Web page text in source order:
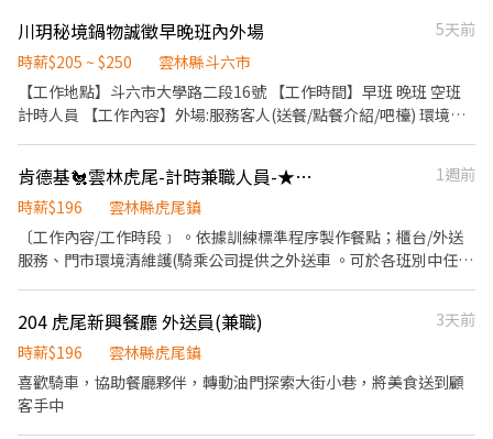
彈性排班08:30-23:00（面試時請於主管確認排班時間） 【薪資福
利】 1. 提供員工餐 2. 國定假日雙倍薪 3. 提供優秀同仁績效獎金 4.
久任獎金 5. 生日禮卷 6. 滿年資享特休假 7.福委會福利補助 ★★多項
福利歡迎您加入我們★★
川玥秘境鍋物誠徵早晚班內外場
5天前
時薪$205 ~ $250
雲林縣斗六市
【工作地點】斗六市大學路二段16號 【工作時間】早班 晚班 空班
計時人員 【工作內容】外場:服務客人(送餐/點餐介紹/吧檯) 環境設
力調整） 👏歡迎喜愛帶動歡樂氣氛具有服務熱忱的夥伴加入行列 專
門負責活動表演另有當月激勵獎金 《需帶動現場氣氛與客人互動》
國定假日雙薪～ 每日皆有供餐～
肯德基🐔雲林虎尾-計時兼職人員-★彈性周排班★-$196-$201"-享外送獎金
1週前
時薪$196
雲林縣虎尾鎮
〔工作內容/工作時段﹞ 。依據訓練標準程序製作餐點；櫃台/外送
服務、門市環境清維護(騎乘公司提供之外送車 。可於各班別中任選
次越多賺越多~~ ◆ 值班津貼：每小時20元(晉升組長後 ◆ 早、晚班
津貼：23:00-07:00（每小時享有50-80元津貼 ◆ 健檢：任職滿一年
起，公司提供年度健檢照顧你的健康 ◆ 保險：除勞、健、勞退外，
公司更為你投保團保維護你的安全 ◆ 員工用餐折扣：兼職夥伴當日
204 虎尾新興餐廳 外送員(兼職)
3天前
時薪$196
雲林縣虎尾鎮
喜歡騎車，協助餐廳夥伴，轉動油門探索大街小巷，將美食送到顧
客手中